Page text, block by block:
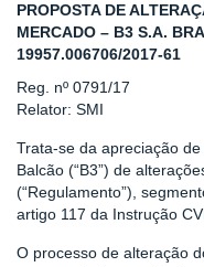
PROPOSTA DE
MERCADO – B3 S.A.
19957.006706/2017-61
Reg. nº 0791/17
Relator: SMI
Trata-se da apreciação
Balcão (“B3”) de
(“Regulamento”),
artigo 117 da Instrução
O processo de alteração